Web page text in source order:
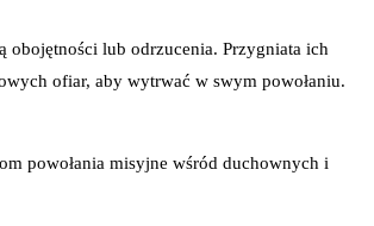
obojętności lub odrzucenia. Przygniata ich
ofiar, aby wytrwać w swym powołaniu.
powołania misyjne wśród duchownych i